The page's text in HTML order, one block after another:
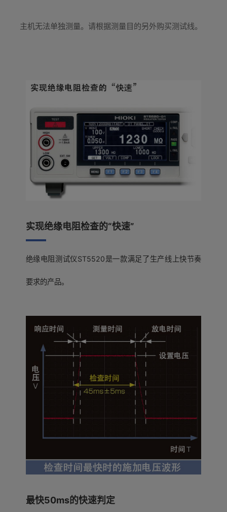
主机无法单独测量。请根据测量目的另外购买测试线。
实现绝缘电阻检查的“快速”
绝缘电阻测试仪ST5520是一款满足了生产线上快节奏
要求的产品。
最快50ms的快速判定